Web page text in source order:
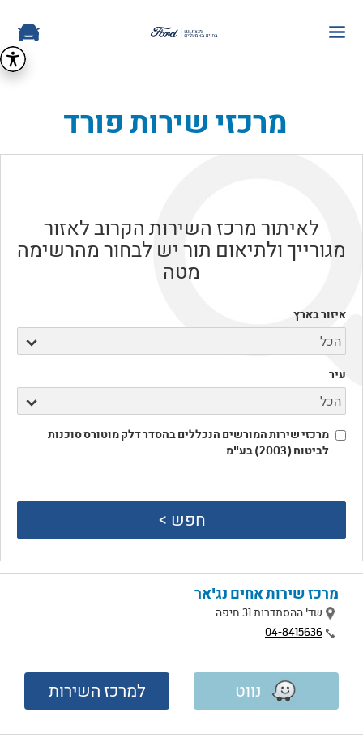
מרכזי שירות פורד
לאיתור מרכז השירות הקרוב לאזור
מגורייך ולתיאום תור יש לבחור מהרשימה
מטה
איזור בארץ
עיר
מרכזי שירות המורשים הנכללים בהסדר דלק מוטורס סוכנות
לביטוח (2003) בע"מ
חפש >
מרכז שירות אחים נג'אר
מיקום
שד' ההסתדרות 31 חיפה
טלפון
04-8415636
נווט למרכז השירות